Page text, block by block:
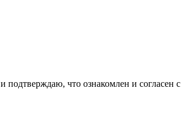
и подтверждаю, что ознакомлен и согласен с